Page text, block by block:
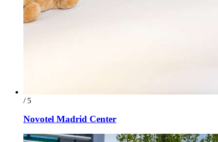
/ 5
Novotel Madrid Center